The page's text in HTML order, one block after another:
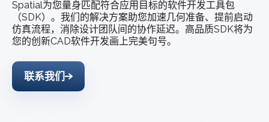
Spatial为您量身匹配符合应用目标的软件开发工具包
（SDK）。我们的解决方案助您加速几何准备、提前启动
仿真流程，消除设计团队间的协作延迟。高品质SDK将为
您的创新CAD软件开发画上完美句号。
联系我们